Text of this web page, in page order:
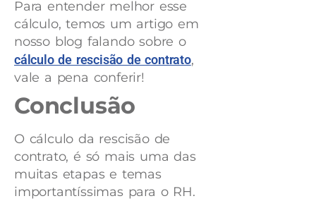
Para entender melhor esse
cálculo, temos um artigo em
nosso blog falando sobre o
cálculo de rescisão de contrato,
vale a pena conferir!
Conclusão
O cálculo da rescisão de
contrato, é só mais uma das
muitas etapas e temas
importantíssimas para o RH.